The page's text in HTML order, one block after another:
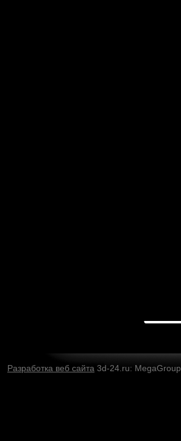
Разработка веб сайта 3d-24.ru: